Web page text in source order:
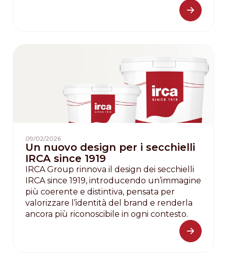
09/02/2026
Un nuovo design per i secchielli
IRCA since 1919
IRCA Group rinnova il design dei secchielli
IRCA since 1919, introducendo un’immagine
più coerente e distintiva, pensata per
valorizzare l’identità del brand e renderla
ancora più riconoscibile in ogni contesto.